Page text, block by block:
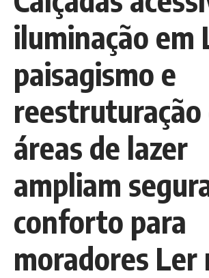
iluminação em
paisagismo e
reestruturação
áreas de lazer
ampliam
conforto para
moradores Ler